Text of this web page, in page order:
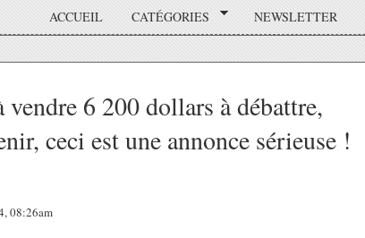
ACCUEIL CATÉGORIES NEWSLETTER
6 200 dollars à débattre,
ceci est une annonce sérieuse !
08:26am